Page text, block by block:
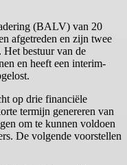
(BALV) van 20
afgetreden en zijn twee
Het bestuur van de
en heeft een interim-
op drie financiële
termijn genereren van
om te kunnen voldoen
De volgende voorstellen